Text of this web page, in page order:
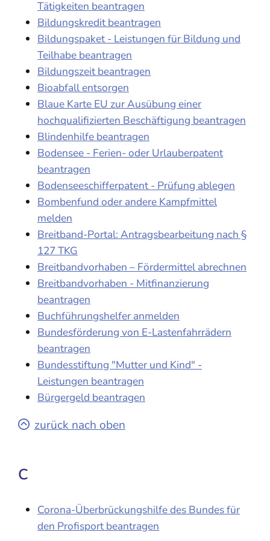
Tätigkeiten beantragen
Bildungskredit beantragen
Bildungspaket - Leistungen für Bildung und
Teilhabe beantragen
Bildungszeit beantragen
Bioabfall entsorgen
Blaue Karte EU zur Ausübung einer
hochqualifizierten Beschäftigung beantragen
Blindenhilfe beantragen
Bodensee - Ferien- oder Urlauberpatent
beantragen
Bodenseeschifferpatent - Prüfung ablegen
Bombenfund oder andere Kampfmittel
melden
Breitband-Portal: Antragsbearbeitung nach §
127 TKG
Breitbandvorhaben – Fördermittel abrechnen
Breitbandvorhaben - Mitfinanzierung
beantragen
Buchführungshelfer anmelden
Bundesförderung von E-Lastenfahrrädern
beantragen
Bundesstiftung "Mutter und Kind" -
Leistungen beantragen
Bürgergeld beantragen
zurück nach oben
C
Corona-Überbrückungshilfe des Bundes für
den Profisport beantragen